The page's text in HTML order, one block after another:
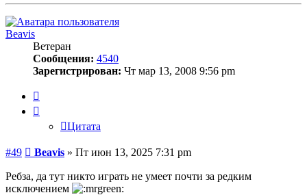
Beavis
Ветеран
Сообщения: 4540
Зарегистрирован: Чт мар 13, 2008 9:56 pm
Цитата
#49 Сообщение
Beavis » Пт июн 13, 2025 7:31 pm
Ребза, да тут никто играть не умеет почти за редким
исключением